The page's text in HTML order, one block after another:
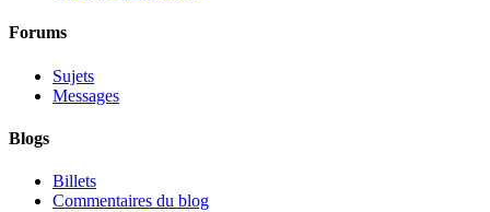
Forums
Sujets
Messages
Blogs
Billets
Commentaires du blog